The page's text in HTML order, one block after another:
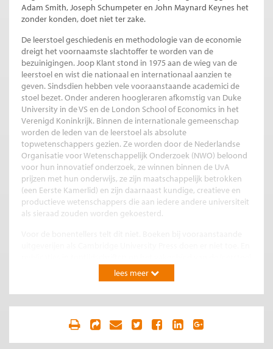
Adam Smith, Joseph Schumpeter en John Maynard Keynes het
zonder konden, doet niet ter zake.
De leerstoel geschiedenis en methodologie van de economie
dreigt het voornaamste slachtoffer te worden van de
bezuinigingen. Joop Klant stond in 1975 aan de wieg van de
leerstoel en wist die nationaal en internationaal aanzien te
geven. Sindsdien hebben vele vooraanstaande academici de
stoel bezet. Onder anderen hoogleraren afkomstig van Duke
University in de VS en de London School of Economics in het
Verenigd Koninkrijk. Binnen de internationale gemeenschap
worden de leden van de leerstoel als absolute
topwetenschappers gezien. Ze worden door de Nederlandse
Organisatie voor Wetenschappelijk Onderzoek (NWO) beloond
voor hun innovatief onderzoek, ze winnen binnen de UvA
prijzen met hun onderwijs, ze zijn maatschappelijk betrokken
(een Eerste Kamerlid) en zijn daarnaast kundige, creatieve en
productieve wetenschappers die aan iedere andere universiteit
als sieraad zouden worden gekoesterd.
als History of Political Economy tellen evenmin. Liever
verschuilen de bonentellers zich achter de laatste
onderzoeksvisitatie waarin de leerstoel er om oneigenlijke
groep. Ze geven toe zich niet competent te achten het
lees meer